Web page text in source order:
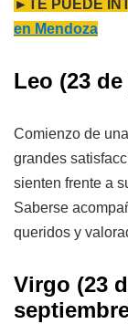
►TE PUEDE
en Mendoza
Leo (23
Comienzo de
grandes
sienten frente a
Saberse
queridos y
Virgo (23